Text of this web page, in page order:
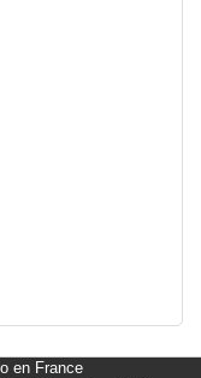
en France